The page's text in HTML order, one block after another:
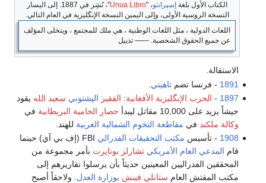
الكتاب الأول بلغة إسپرانتو، "Unua Libro
"، نُشِر في 1887. إلى اليسار
النسخة الروسية الأولى، وإلى اليمين النسخة الإنگليزية في العام التالي.
اللغات الدولية ، مثل اللغات الوطنية ، هي ملك للمجتمع ، ويتخلى المؤلف
عن جميع الحقوق الشخصية. ―― تذييل
الاستقالة.
1891 - فرنسا تضمتاهيتي
1897
- الحرب الإنگليزية الأفغانية: الفقير الپشتوني سعيد الله يقود
جيشاً يزيد على 10,000 مقاتل ليبدأ
حصار الحامية البريطانية في
وكالة ملكند في مقاطعة التخوم الشمالية الغربية للهند.
1908 - تأسيس مكتب التحقيقات الفدرالي
FBI (إف بي آي) حينما
قام المدعي العام الأمريكي تشارلز بوناپرت بأمر مجموعة من
المحققين الفدراليين المعينين حديثاً بأن يرسلوا تقاريرهم إلى
مكتب المفتش العام ستانلي فينش بوزارة العدل. ولاحقاً أصبح